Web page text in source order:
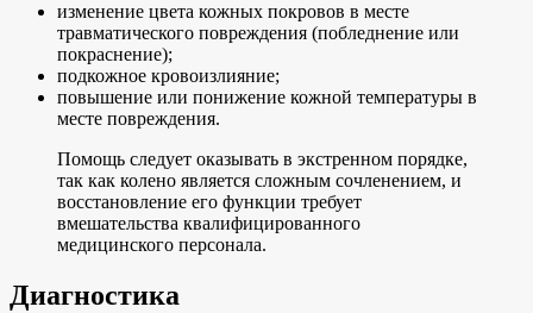
изменение цвета кожных покровов в месте
травматического повреждения (побледнение или
покраснение);
подкожное кровоизлияние;
повышение или понижение кожной температуры в
месте повреждения.
Помощь следует оказывать в экстренном порядке,
так как колено является сложным сочленением, и
восстановление его функции требует
вмешательства квалифицированного
медицинского персонала.
Диагностика